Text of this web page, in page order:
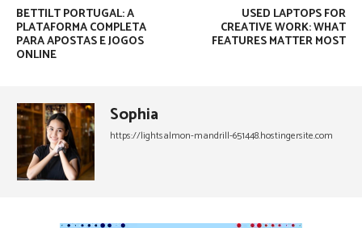
BETTILT PORTUGAL: A
PLATAFORMA COMPLETA
PARA APOSTAS E JOGOS
ONLINE
USED LAPTOPS FOR
CREATIVE WORK: WHAT
FEATURES MATTER MOST
Sophia
https://lightsalmon-mandrill-651448.hostingersite.com